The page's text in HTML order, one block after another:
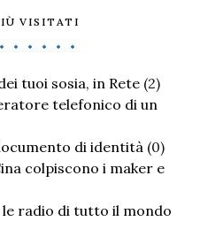
VISITATI
tuoi sosia, in Rete (2)
telefonico di un
di identità (0)
colpiscono i maker e
le radio di tutto il mondo